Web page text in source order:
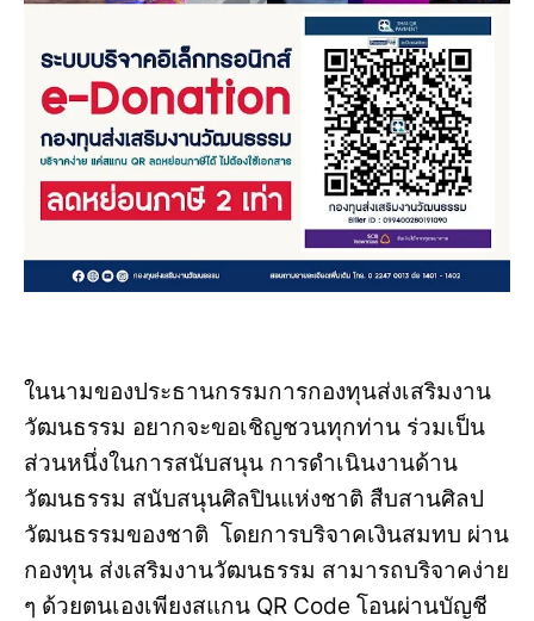
ในนามของประธานกรรมการกองทุนส่งเสริมงาน
วัฒนธรรม อยากจะขอเชิญชวนทุกท่าน ร่วมเป็น
ส่วนหนึ่งในการสนับสนุน การดำเนินงานด้าน
วัฒนธรรม สนับสนุนศิลปินแห่งชาติ สืบสานศิลป
วัฒนธรรมของชาติ โดยการบริจาคเงินสมทบ ผ่าน
กองทุน ส่งเสริมงานวัฒนธรรม สามารถบริจาคง่าย
ๆ ด้วยตนเองเพียงสแกน QR Code โอนผ่านบัญชี